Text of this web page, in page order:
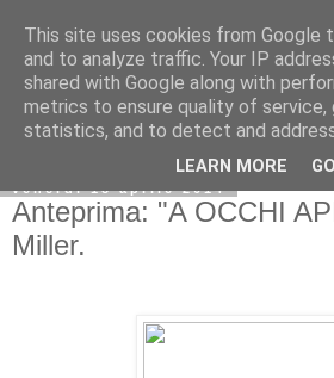
venerdì 18 aprile 2014
Anteprima: "A OCCHI
Miller.
This site uses cookies from Google
and to analyze traffic. Your IP
shared with Google along with
metrics to ensure quality of service,
statistics, and to detect and
LEARN MORE